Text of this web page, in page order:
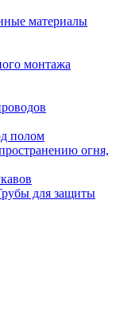
материалы
монтажа
полом
огня,
для защиты